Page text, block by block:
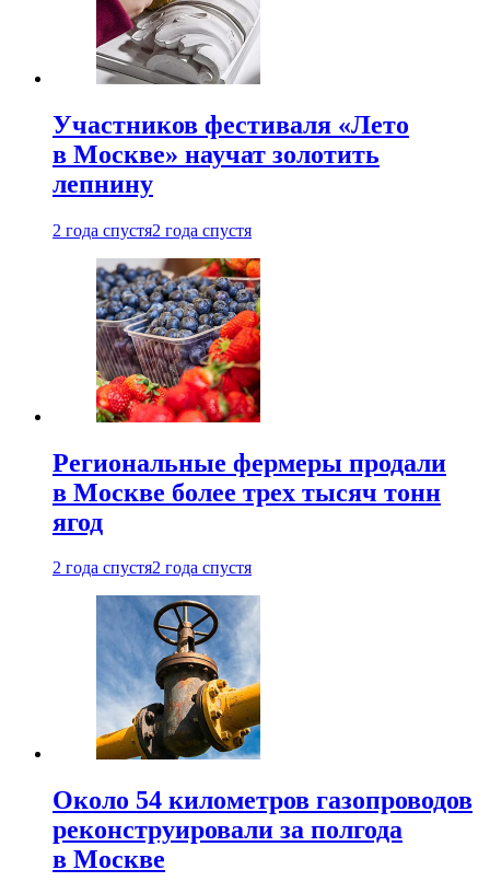
Участников фестиваля «Лето
в Москве» научат золотить
лепнину
2 года спустя2 года спустя
Региональные фермеры продали
в Москве более трех тысяч тонн
ягод
2 года спустя2 года спустя
Около 54 километров газопроводов
реконструировали за полгода
в Москве